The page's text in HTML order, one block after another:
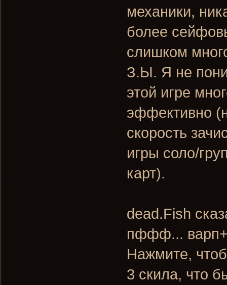
механики,
более
слишком
З.Ы. Я не
этой игре
эффективно
скорость
игры соло/
карт).
dead.Fish
пффф...
Нажмите,
3 скила, что